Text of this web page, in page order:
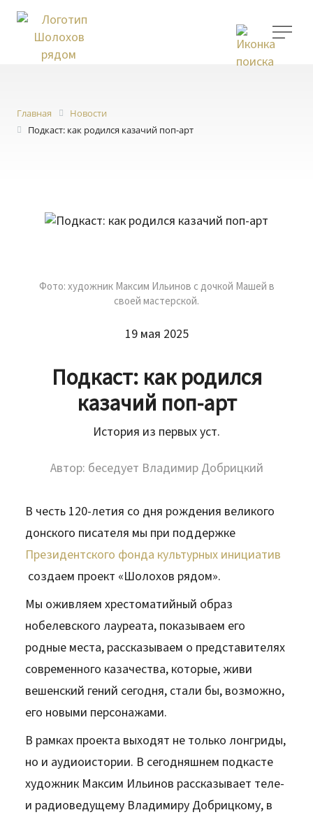
Главная
Новости
Подкаст: как родился казачий поп-арт
Фото: художник Максим Ильинов с дочкой Машей в
своей мастерской.
19 мая 2025
Подкаст: как родился
казачий поп-арт
История из первых уст.
Автор: беседует Владимир Добрицкий
В честь 120-летия со дня рождения великого
донского писателя мы при поддержке
Президентского фонда культурных инициатив
создаем проект «Шолохов рядом».
Мы оживляем хрестоматийный образ
нобелевского лауреата, показываем его
родные места, рассказываем о представителях
современного казачества, которые, живи
вешенский гений сегодня, стали бы, возможно,
его новыми персонажами.
В рамках проекта выходят не только лонгриды,
но и аудиоистории. В сегодняшнем подкасте
художник Максим Ильинов рассказывает теле-
и радиоведущему Владимиру Добрицкому, в